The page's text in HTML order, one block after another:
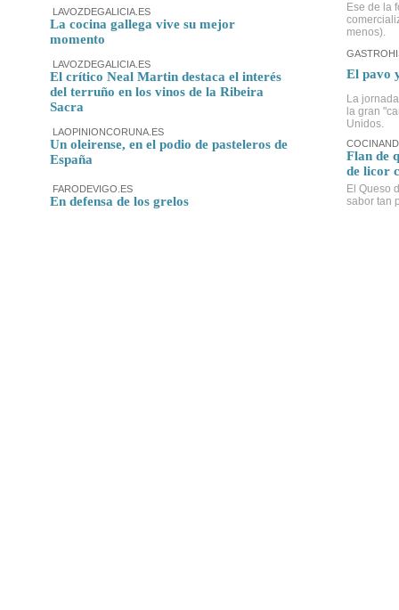
LAVOZDEGALICIA.ES
La cocina gallega vive su mejor
momento
LAVOZDEGALICIA.ES
El crítico Neal Martin destaca el interés
del terruño en los vinos de la Ribeira
Sacra
LAOPINIONCORUNA.ES
Un oleirense, en el podio de pasteleros de
España
FARODEVIGO.ES
En defensa de los grelos
Ese de la
menos).
El pavo
La
la gran
Unidos.
Flan de
de licor
El Queso
sabor tan